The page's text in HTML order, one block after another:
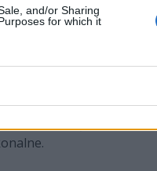
and/or Sharing
for which it
–
ENCE natychmiast
punktową. Po
Gracze ze Starego
"allu" Jalli wraz z